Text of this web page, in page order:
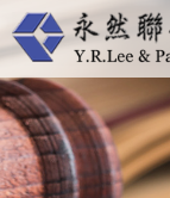
跳
至
主
要
內
容